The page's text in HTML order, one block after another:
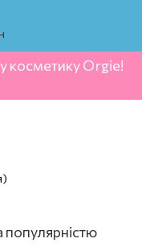
косметику Orgie!
популярністю